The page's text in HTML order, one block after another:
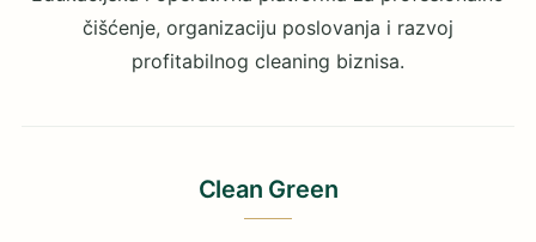
čišćenje, organizaciju poslovanja i razvoj
profitabilnog cleaning biznisa.
Clean Green